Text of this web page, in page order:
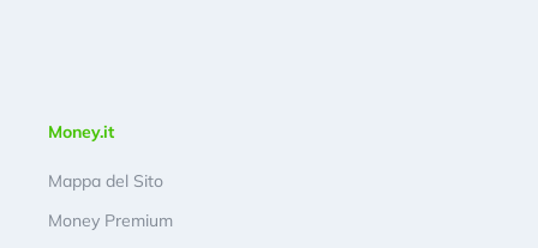
Money.it
Mappa del Sito
Money Premium